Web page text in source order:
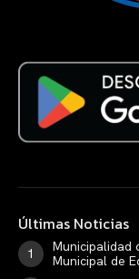
Últimas Noticias
Municipalidad
Municipal de